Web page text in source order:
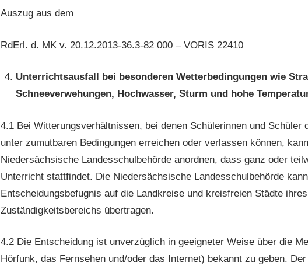
Auszug aus dem
RdErl. d. MK v. 20.12.2013-36.3-82 000 – VORIS 22410
Unterrichtsausfall bei besonderen Wetterbedingungen wie
Schneeverwehungen, Hochwasser, Sturm und hohe
4.1 Bei Witterungsverhältnissen, bei denen Schülerinnen und Schüler
unter zumutbaren Bedingungen erreichen oder verlassen können,
Niedersächsische Landesschulbehörde anordnen, dass ganz oder
Unterricht stattfindet. Die Niedersächsische Landesschulbehörde
Entscheidungsbefugnis auf die Landkreise und kreisfreien Städte ihres
Zuständigkeitsbereichs übertragen.
4.2 Die Entscheidung ist unverzüglich in geeigneter Weise über die
Hörfunk, das Fernsehen und/oder das Internet) bekannt zu geben.